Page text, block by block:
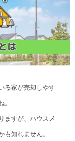
る家が売却しやす
。
ますが、ハウスメ
も知れません。